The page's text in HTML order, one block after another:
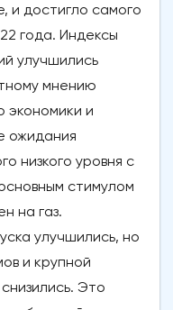
и достигло самого
года. Индексы
улучшились
мнению
экономики и
ожидания
низкого уровня с
стимулом
на газ.
улучшились, но
и крупной
Это